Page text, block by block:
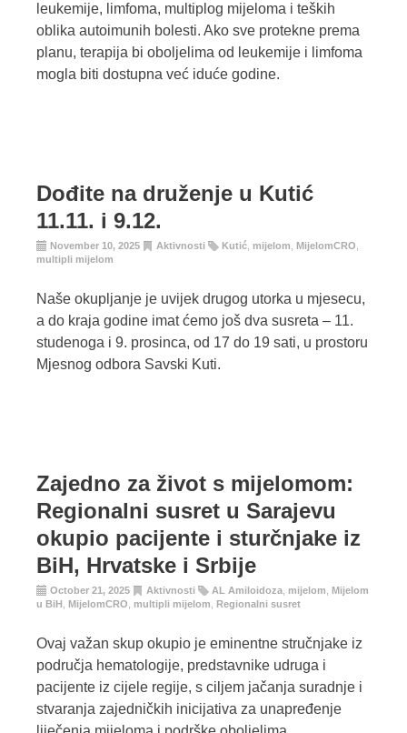
leukemije, limfoma, multiplog mijeloma i teških
oblika autoimunih bolesti. Ako sve protekne prema
planu, terapija bi oboljelima od leukemije i limfoma
mogla biti dostupna već iduće godine.
Dođite na druženje u Kutić
11.11. i 9.12.
November 10, 2025 Aktivnosti Kutić mijelom MijelomCRO
multipli mijelom
Naše okupljanje je uvijek drugog utorka u mjesecu,
a do kraja godine imat ćemo još dva susreta – 11.
studenoga i 9. prosinca, od 17 do 19 sati, u prostoru
Mjesnog odbora Savski Kuti.
Zajedno za život s mijelomom:
Regionalni susret u Sarajevu
okupio pacijente i sturčnjake iz
BiH, Hrvatske i Srbije
October 21, 2025 Aktivnosti AL Amiloidoza mijelom
Mijelom
u BiH
MijelomCRO multipli mijelom Regionalni susret
Ovaj važan skup okupio je eminentne stručnjake iz
područja hematologije, predstavnike udruga i
pacijente iz cijele regije, s ciljem jačanja suradnje i
stvaranja zajedničkih inicijativa za unapređenje